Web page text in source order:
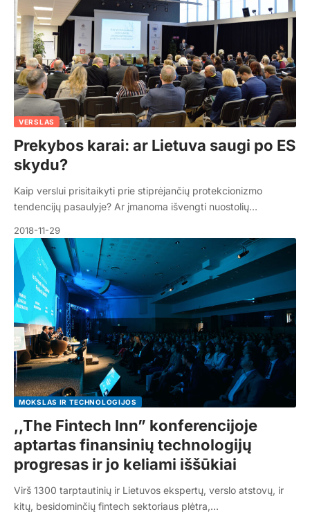
VERSLAS
Prekybos karai: ar Lietuva saugi po ES
skydu?
Kaip verslui prisitaikyti prie stiprėjančių protekcionizmo
tendencijų pasaulyje? Ar įmanoma išvengti nuostolių…
2018-11-29
MOKSLAS IR TECHNOLOGIJOS
,,The Fintech Inn” konferencijoje
aptartas finansinių technologijų
progresas ir jo keliami iššūkiai
Virš 1300 tarptautinių ir Lietuvos ekspertų, verslo atstovų, ir
kitų, besidominčių fintech sektoriaus plėtra,…